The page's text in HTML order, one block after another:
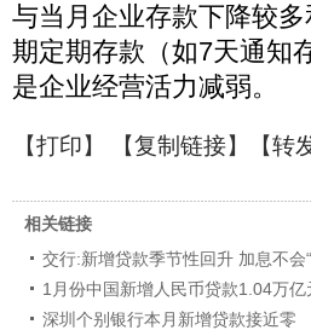
与当月企业存款下降较
期定期存款（如7天通知
是企业经营活力减弱。
【打印】 【复制链接】【转
相关链接
交行:新增贷款季节性回升 加息不会
1月份中国新增人民币贷款1.04万亿
深圳个别银行本月新增贷款接近零